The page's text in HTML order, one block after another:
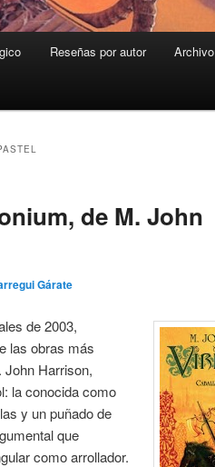
Reseñas por autor Archivo
de M. John
Gárate
de 2003,
las obras más
John Harrison,
la conocida como
y un puñado de
que
como arrollador.